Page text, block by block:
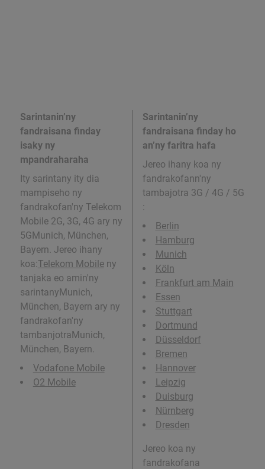
Sarintanin’ny
fandraisana finday
isaky ny
mpandraharaha
Ity sarintany ity dia
mampiseho ny
fandrakofan'ny Telekom
Mobile 2G, 3G, 4G ary ny
5GMunich, München,
Bayern. Jereo ihany
koa:Telekom Mobileny
tanjaka eo amin'ny
sarintanyMunich,
München, Bayern ary ny
fandrakofan'ny
tambanjotraMunich,
München, Bayern.
Vodafone Mobile
O2 Mobile
Sarintanin’ny
fandraisana finday ho
an’ny faritra hafa
Jereo ihany koa ny
fandrakofann'ny
tambajotra 3G / 4G / 5G
:
Berlin
Hamburg
Munich
Köln
Frankfurt am Main
Essen
Stuttgart
Dortmund
Düsseldorf
Bremen
Hannover
Leipzig
Duisburg
Nürnberg
Dresden
Jereo koa ny
fandrakofana